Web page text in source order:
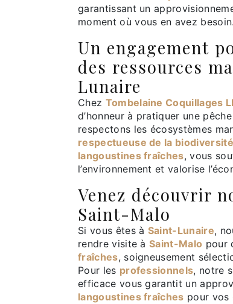
garantissant un
moment où vous en avez besoin.
Un engagement
des ressources
Lunaire
Chez Tombelaine Coquillages
d’honneur à pratiquer une
respectons les écosystèmes
respectueuse de la biodiversité
langoustines fraîches, vous
l’environnement et valorise
Venez découvrir
Saint-Malo
Si vous êtes à Saint-Lunaire,
rendre visite àSaint-Malo pour
fraîches, soigneusement
Pour les professionnels, notre
efficace vous garantit un
langoustines fraîches pour vos